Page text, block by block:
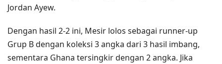
Jordan Ayew.
Dengan hasil 2-2 ini, Mesir lolos sebagai runner-up
Grup B dengan koleksi 3 angka dari 3 hasil imbang,
sementara Ghana tersingkir dengan 2 angka. Jika